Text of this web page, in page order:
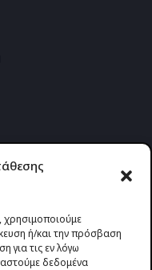
χρησιμοποιούμε
ή/και την πρόσβαση
για τις εν λόγω
δεδομένα